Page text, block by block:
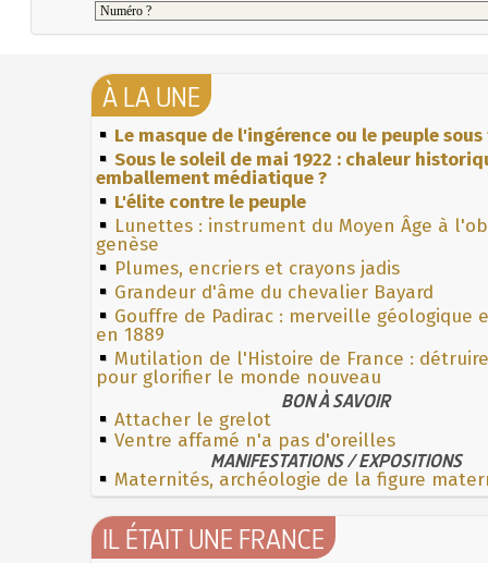
À LA UNE
Le masque de l'ingérence ou le peuple
Sous le soleil de mai 1922 : chaleur
emballement médiatique ?
L'élite contre le peuple
Lunettes : instrument du Moyen Âge à
genèse
Plumes, encriers et crayons jadis
Grandeur d'âme du chevalier Bayard
Gouffre de Padirac : merveille géologique
en 1889
Mutilation de l'Histoire de France :
pour glorifier le monde nouveau
BON À SAVOIR
Attacher le grelot
Ventre affamé n'a pas d'oreilles
MANIFESTATIONS / EXPOSITIONS
Maternités, archéologie de la figure
IL ÉTAIT UNE FRANCE